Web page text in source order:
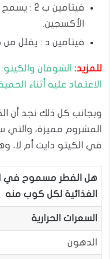
فيتامين
الأكسجين.
فيتامين د : يقلل من
للمزيد: الشوفان
الاعتماد عليه أثناء
وبجانب كل ذلك نجد أن
المشروم مميزة،
في الكيتو دايت أم لا،
هل الفطر مسموح في
الغذائية لكل كوب منه
السعرات الحرارية
الدهون